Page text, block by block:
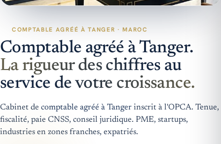
COMPTABLE AGRÉÉ À TANGER · MAROC
Comptable agréé à Tanger.
La rigueur des chiffres au
service de votre croissance.
Cabinet de comptable agréé à Tanger inscrit à l'OPCA. Tenue,
fiscalité, paie CNSS, conseil juridique. PME, startups,
industries en zones franches, expatriés.